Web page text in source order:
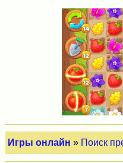
Игры онлайн » Поиск